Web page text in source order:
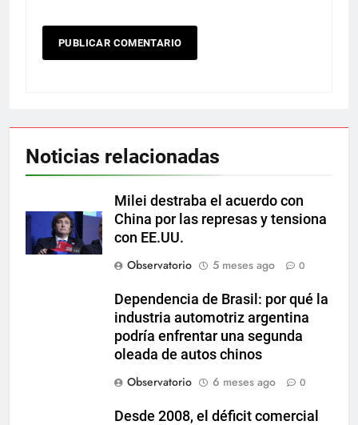
Noticias relacionadas
Milei destraba el acuerdo con
China por las represas y tensiona
con EE.UU.
Observatorio
5 meses ago 0
Dependencia de Brasil: por qué la
industria automotriz argentina
podría enfrentar una segunda
oleada de autos chinos
Observatorio
6 meses ago 0
Desde 2008, el déficit comercial